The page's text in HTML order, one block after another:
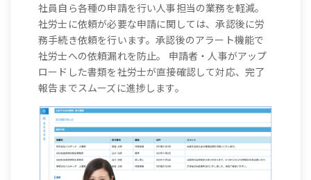
社員自ら各種の申請を行い人事担当の業務を軽減。
社労士に依頼が必要な申請に関しては、承認後に労
務手続き依頼を行います。承認後のアラート機能で
社労士への依頼漏れを防止。 申請者・人事がアップ
ロードした書類を社労士が直接確認して対応、完了
報告までスムーズに進捗します。